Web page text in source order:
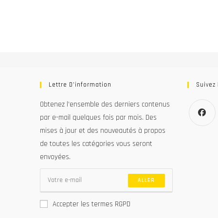
Lettre D’information
Obtenez l’ensemble des derniers contenus
par e-mail quelques fois par mois. Des
mises à jour et des nouveautés à propos
de toutes les catégories vous seront
envoyées.
ALLER
Accepter les termes RGPD
Suivez